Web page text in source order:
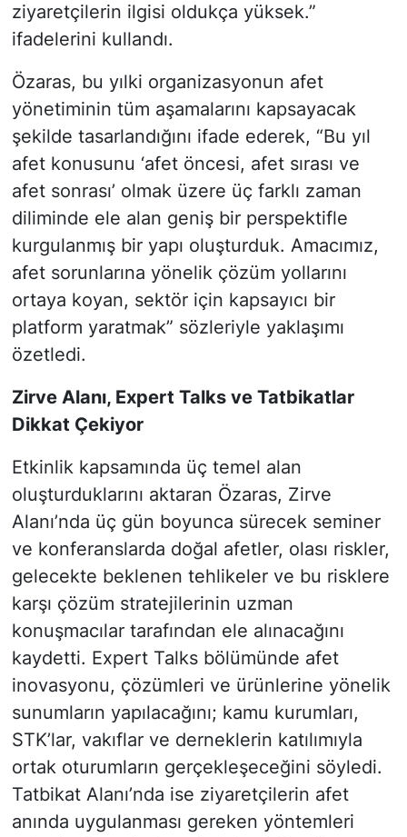
ziyaretçilerin ilgisi oldukça yüksek.”
ifadelerini kullandı.
Özaras, bu yılki organizasyonun afet
yönetiminin tüm aşamalarını kapsayacak
şekilde tasarlandığını ifade ederek, “Bu yıl
afet konusunu ‘afet öncesi, afet sırası ve
afet sonrası’ olmak üzere üç farklı zaman
diliminde ele alan geniş bir perspektifle
kurgulanmış bir yapı oluşturduk. Amacımız,
afet sorunlarına yönelik çözüm yollarını
ortaya koyan, sektör için kapsayıcı bir
platform yaratmak” sözleriyle yaklaşımı
özetledi.
Zirve Alanı, Expert Talks ve Tatbikatlar
Dikkat Çekiyor
Etkinlik kapsamında üç temel alan
oluşturduklarını aktaran Özaras, Zirve
Alanı’nda üç gün boyunca sürecek seminer
ve konferanslarda doğal afetler, olası riskler,
gelecekte beklenen tehlikeler ve bu risklere
karşı çözüm stratejilerinin uzman
konuşmacılar tarafından ele alınacağını
kaydetti. Expert Talks bölümünde afet
inovasyonu, çözümleri ve ürünlerine yönelik
sunumların yapılacağını; kamu kurumları,
STK’lar, vakıflar ve derneklerin katılımıyla
ortak oturumların gerçekleşeceğini söyledi.
Tatbikat Alanı’nda ise ziyaretçilerin afet
anında uygulanması gereken yöntemleri